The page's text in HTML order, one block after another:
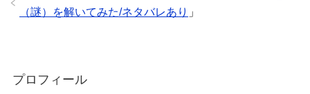
（謎）を解いてみた/ネタバレあり 」
プロフィール